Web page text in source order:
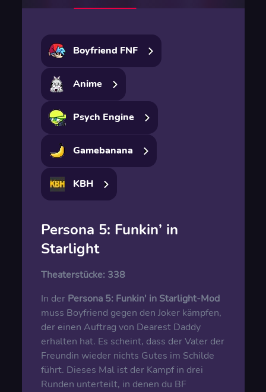
Boyfriend FNF
Anime
Psych Engine
Gamebanana
KBH
Persona 5: Funkin’ in
Starlight
Theaterstücke: 338
In der Persona 5: Funkin' in Starlight-Mod
muss Boyfriend gegen den Joker kämpfen,
der einen Auftrag von Dearest Daddy
erhalten hat. Es scheint, dass der Vater der
Freundin wieder nichts Gutes im Schilde
führt. Dieses Mal ist der Kampf in drei
Runden unterteilt, in denen du BF